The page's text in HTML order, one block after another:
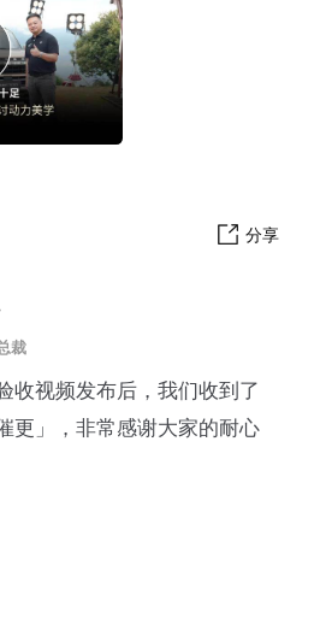
分享
裁
收视频发布后，我们收到了
更」，非常感谢大家的耐心